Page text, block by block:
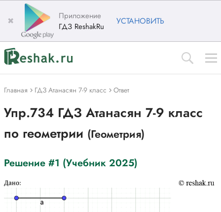
✖
Приложение
ГДЗ ReshakRu
УСТАНОВИТЬ
Главная ГДЗ Атанасян 7-9 класс Ответ
Упр.734 ГДЗ Атанасян 7-9 класс
по геометрии (Геометрия)
Решение #1 (Учебник 2025)